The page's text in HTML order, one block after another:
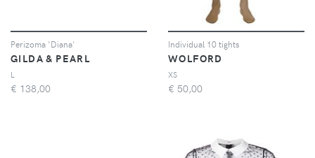
Perizoma 'Diana'
GILDA & PEARL
L
€ 138,00
Individual 10 tights
WOLFORD
XS
€ 50,00